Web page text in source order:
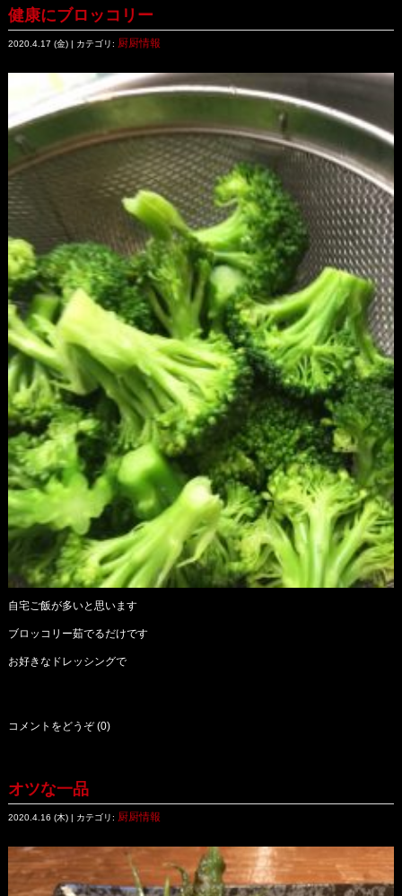
健康にブロッコリー
2020.4.17 (金) | カテゴリ: 厨厨情報
自宅ご飯が多いと思います
ブロッコリー茹でるだけです
お好きなドレッシングで
コメントをどうぞ (0)
オツな一品
2020.4.16 (木) | カテゴリ: 厨厨情報